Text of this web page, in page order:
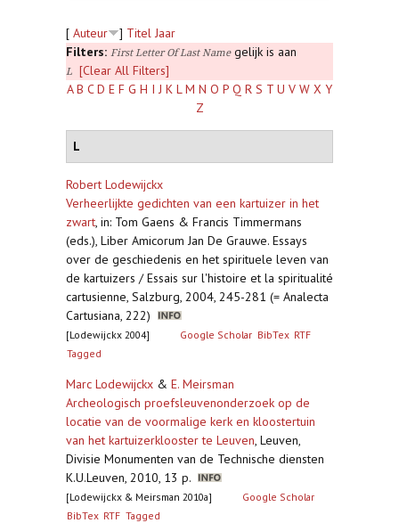
[ Auteur ] Titel Jaar
Filters: First Letter Of Last Namegelijk is aan
L
[Clear All Filters]
A B C D E F G H I J K L M N O P Q R S T U V W X Y
Z
L
Robert Lodewijckx
Verheerlijkte gedichten van een kartuizer in het
zwart, in: Tom Gaens & Francis Timmermans
(eds.), Liber Amicorum Jan De Grauwe. Essays
over de geschiedenis en het spirituele leven van
de kartuizers / Essais sur l'histoire et la spiritualité
cartusienne, Salzburg, 2004, 245-281 (= Analecta
Cartusiana, 222)
[Lodewijckx 2004] Google Scholar BibTex RTF
Tagged
Marc Lodewijckx & E. Meirsman
Archeologisch proefsleuvenonderzoek op de
locatie van de voormalige kerk en kloostertuin
van het kartuizerklooster te Leuven, Leuven,
Divisie Monumenten van de Technische diensten
K.U.Leuven, 2010, 13 p.
[Lodewijckx & Meirsman 2010a]
Google Scholar
BibTex RTF Tagged